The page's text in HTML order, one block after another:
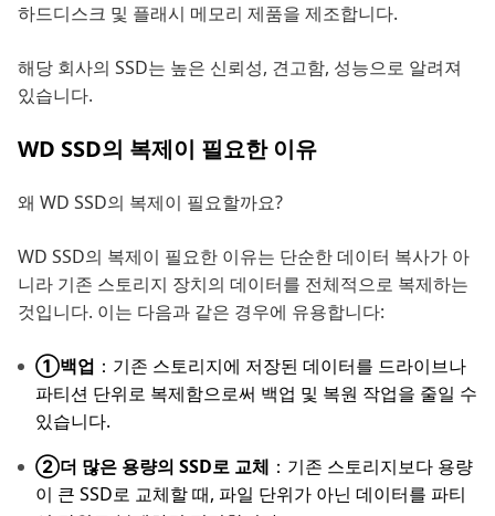
하드디스크 및 플래시 메모리 제품을 제조합니다.
해당 회사의 SSD는 높은 신뢰성, 견고함, 성능으로 알려져
있습니다.
WD SSD의 복제이 필요한 이유
왜 WD SSD의 복제이 필요할까요?
WD SSD의 복제이 필요한 이유는 단순한 데이터 복사가 아
니라 기존 스토리지 장치의 데이터를 전체적으로 복제하는
것입니다. 이는 다음과 같은 경우에 유용합니다:
①백업 ：기존 스토리지에 저장된 데이터를 드라이브나
파티션 단위로 복제함으로써 백업 및 복원 작업을 줄일 수
있습니다.
②더 많은 용량의 SSD로 교체 ：기존 스토리지보다 용량
이 큰 SSD로 교체할 때, 파일 단위가 아닌 데이터를 파티